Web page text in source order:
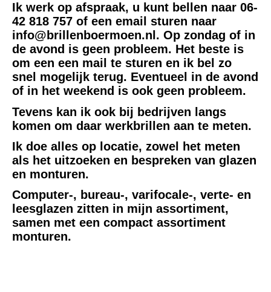
Ik werk op afspraak, u kunt bellen naar 06-
42 818 757 of een email sturen naar
info@brillenboermoen.nl. Op zondag of in
de avond is geen probleem. Het beste is
om een een mail te sturen en ik bel zo
snel mogelijk terug. Eventueel in de avond
of in het weekend is ook geen probleem.
Tevens kan ik ook bij bedrijven langs
komen om daar werkbrillen aan te meten.
Ik doe alles op locatie, zowel het meten
als het uitzoeken en bespreken van glazen
en monturen.
Computer-, bureau-, varifocale-, verte- en
leesglazen zitten in mijn assortiment,
samen met een compact assortiment
monturen.